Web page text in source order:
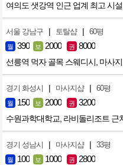
여의도 샛강역 인근 업계 최고 시
서울 강남구 | 토탈샵 | 60평
월 390 보 2000 권 8000
선릉역 먹자 골목 스웨디시, 마사
경기 화성시 | 마사지샵 | 60평
월 150 보 2000 권 3200
수원과학대학교, 라비돌리조트 근
경기 성남시 | 마사지샵 | 33평
월 100 보 1000 권 2800